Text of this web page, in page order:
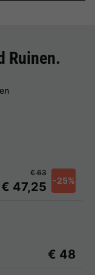
Ruinen.
€ 47,25 -25%
€ 63
€ 48